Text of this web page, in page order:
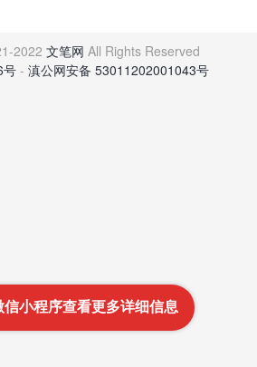
2022 文笔网 All Rights Reserved
号- 滇公网安备 53011202001043号
信小程序查看更多详细信息